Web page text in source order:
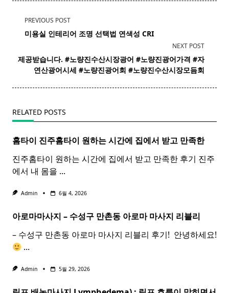
<span
class="nav-
screen-
reader-
PREVIOUS POST
미용실 인테리어 조명 선택법 연색성 CRI
NEXT POST
제공받습니다. #노량진수산시장광어 #노량진광어가격 #자
연산광어시세 #노량진광어회 #노량진수산시장모듬회
RELATED POSTS
홈타이 진주홈타이 원하는 시간에 집에서 받고 만족한
진주홈타이 원하는 시간에 집에서 받고 만족한 후기 진주
에서 내 몸을 ...
Admin 6월 4, 2026
아로마마사지 – 수성구 만촌동 아로마 마사지 리블리
– 수성구 만촌동 아로마 마사지 리블리 후기! ​ 안녕하세요!
...
Admin 5월 29, 2026